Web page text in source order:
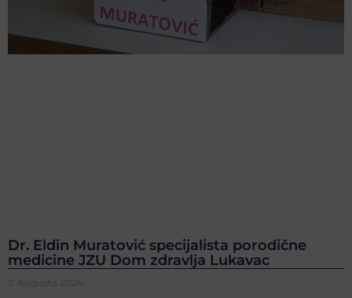
Dr. Eldin Muratović specijalista porodične
medicine JZU Dom zdravlja Lukavac
7. Augusta 2026.